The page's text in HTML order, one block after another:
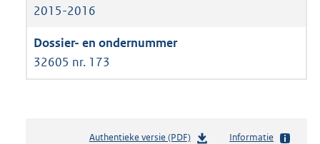
2015-2016
32605 nr. 173
Authentieke versie (PDF)b
Informatie